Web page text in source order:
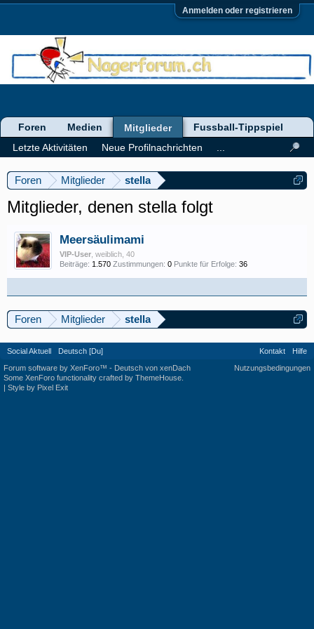
Anmelden oder registrieren
Foren Mitglieder stella
Mitglieder, denen stella folgt
Meersäulimami
VIP-User , weiblich, 40
Beiträge: 1.570 Zustimmungen: 0 Punkte für Erfolge: 36
Foren Mitglieder stella
Foren Medien
Mitglieder
Letzte Aktivitäten
Neue Profilnachrichten
Fussball-Tippspiel
Social Aktuell Deutsch [Du] Kontakt
Hilfe
Nutzungsbedingungen
Forum software by XenForo™ - Deutsch von xenDach
Some XenForo functionality crafted by ThemeHouse
| Style by Pixel Exit